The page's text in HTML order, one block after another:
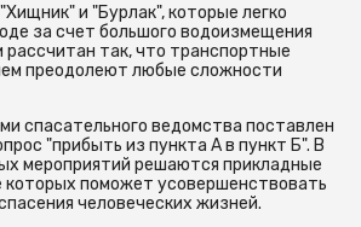
и "Бурлак", которые легко
за счет большого водоизмещения
рассчитан так, что транспортные
преодолеют любые сложности
спасательного ведомства поставлен
"прибыть из пункта А в пункт Б". В
мероприятий решаются прикладные
которых поможет усовершенствовать
человеческих жизней.